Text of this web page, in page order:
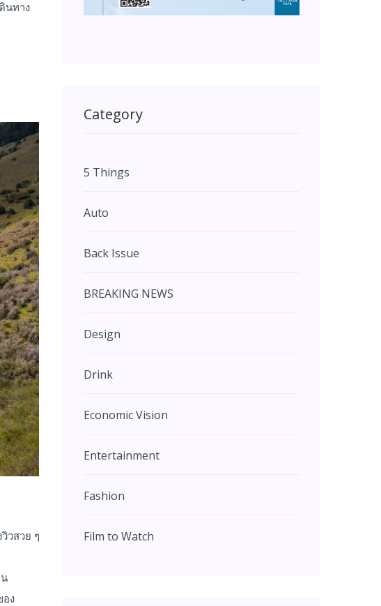
นทาง
วสวย ๆ
อง
Category
5 Things
Auto
Back Issue
BREAKING NEWS
Design
Drink
Economic Vision
Entertainment
Fashion
Film to Watch